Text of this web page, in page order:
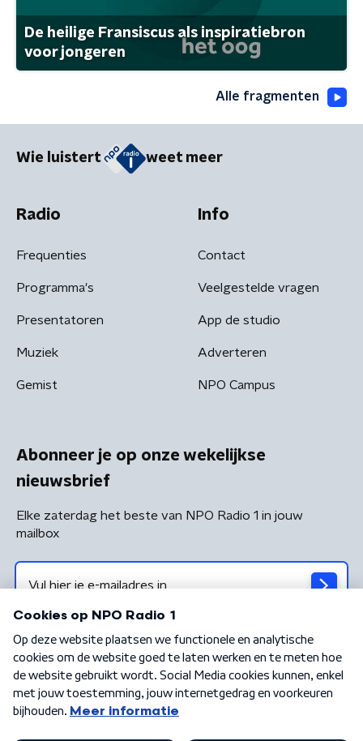
De heilige Fransiscus als inspiratiebron
voor jongeren
Alle fragmenten
Wie luistert weet meer
Radio
Frequenties
Programma's
Presentatoren
Muziek
Gemist
Info
Contact
Veelgestelde vragen
App de studio
Adverteren
NPO Campus
Abonneer je op onze wekelijkse
nieuwsbrief
Elke zaterdag het beste van NPO Radio 1 in jouw
mailbox
Algemene voorwaarden